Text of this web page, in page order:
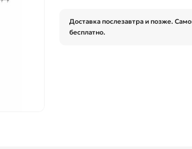
Доставка послезавтра и позже.
бесплатно.